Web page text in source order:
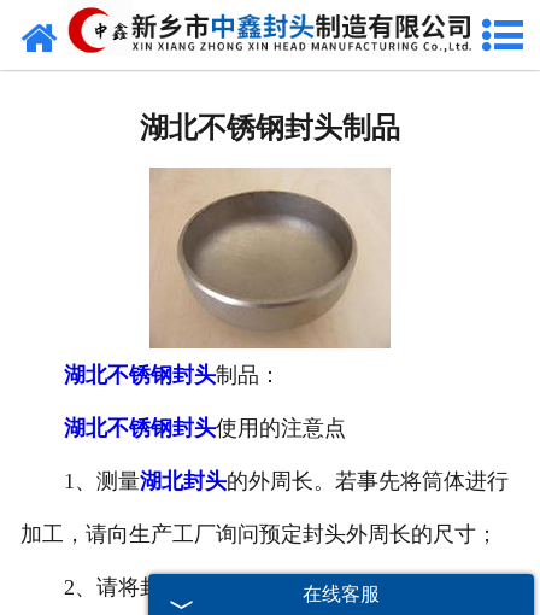
网站首页
湖北封头厂家
湖北球形封头
湖北椎体封头
湖北7000分瓣封头
湖北不锈钢封头制品
湖北不锈钢封头制品：
湖北不锈钢封头使用的注意点
1、测量湖北封头的外周长。若事先将筒体进行
加工，请向生产工厂询问预定封头外周长的尺寸；
2、请将封头外周长4等分，并在筒体和封头上做
在线客服